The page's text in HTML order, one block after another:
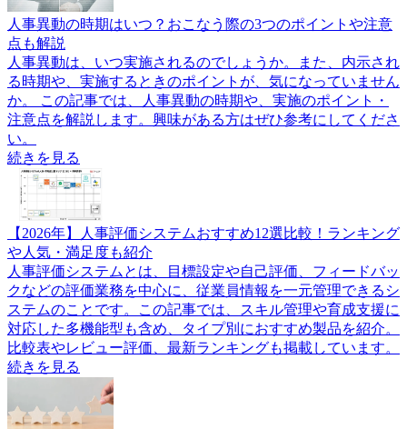
人事異動の時期はいつ？おこなう際の3つのポイントや注意
点も解説
人事異動は、いつ実施されるのでしょうか。また、内示され
る時期や、実施するときのポイントが、気になっていません
か。 この記事では、人事異動の時期や、実施のポイント・
注意点を解説します。興味がある方はぜひ参考にしてくださ
い。
続きを見る
【2026年】人事評価システムおすすめ12選比較！ランキング
や人気・満足度も紹介
人事評価システムとは、目標設定や自己評価、フィードバッ
クなどの評価業務を中心に、従業員情報を一元管理できるシ
ステムのことです。この記事では、スキル管理や育成支援に
対応した多機能型も含め、タイプ別におすすめ製品を紹介。
比較表やレビュー評価、最新ランキングも掲載しています。
続きを見る